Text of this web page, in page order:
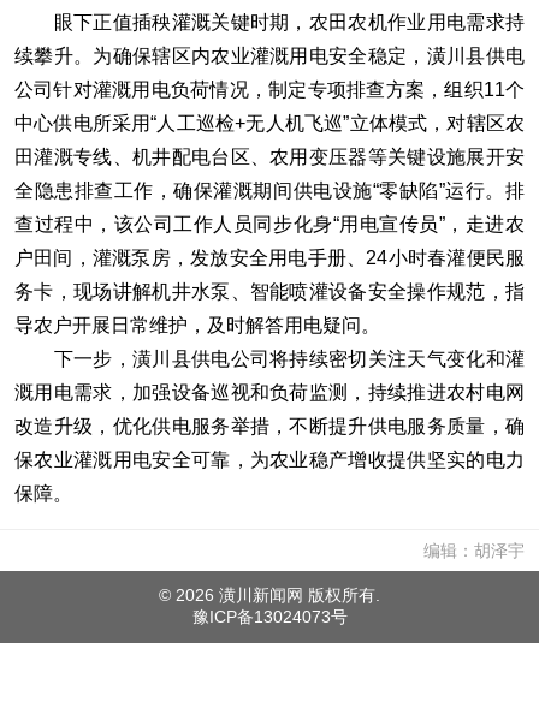
眼下正值插秧灌溉关键时期，农田农机作业用电需求持
续攀升。为确保辖区内农业灌溉用电安全稳定，潢川县供电
公司针对灌溉用电负荷情况，制定专项排查方案，组织11个
中心供电所采用“人工巡检+无人机飞巡”立体模式，对辖区农
田灌溉专线、机井配电台区、农用变压器等关键设施展开安
全隐患排查工作，确保灌溉期间供电设施“零缺陷”运行。排
查过程中，该公司工作人员同步化身“用电宣传员”，走进农
户田间，灌溉泵房，发放安全用电手册、24小时春灌便民服
务卡，现场讲解机井水泵、智能喷灌设备安全操作规范，指
导农户开展日常维护，及时解答用电疑问。
下一步，潢川县供电公司将持续密切关注天气变化和灌
溉用电需求，加强设备巡视和负荷监测，持续推进农村电网
改造升级，优化供电服务举措，不断提升供电服务质量，确
保农业灌溉用电安全可靠，为农业稳产增收提供坚实的电力
保障。
编辑：胡泽宇
© 2026 潢川新闻网 版权所有.
豫ICP备13024073号